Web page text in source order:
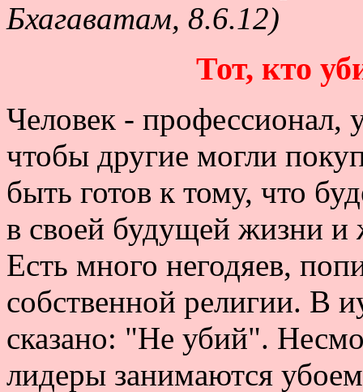
Бхагаватам, 8.6.12)
Тот, кто
Человек -
чтобы другие могли
быть готов к тому, что
в своей будущей жизни и
Есть много негодяев,
собственной религии. В
сказано: "Не убий".
лидеры занимаются